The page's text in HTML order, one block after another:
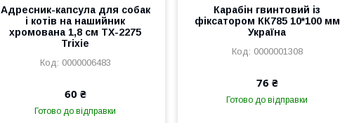
Адресник-капсула для собак
і котів на нашийник
хромована 1,8 см ТХ-2275
Trixie
0000006483
60 ₴
Готово до відправки
Карабін гвинтовий із
фіксатором КК785 10*100 мм
Україна
0000001308
76 ₴
Готово до відправки